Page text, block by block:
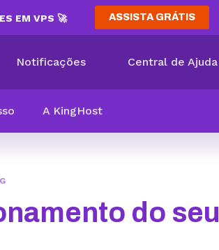
EM VPS 🚀 ASSISTA GRÁTIS
Notificações Central de Ajuda
A KingHost
do seu